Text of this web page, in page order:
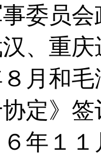
委员
、重
月和
定》
年１